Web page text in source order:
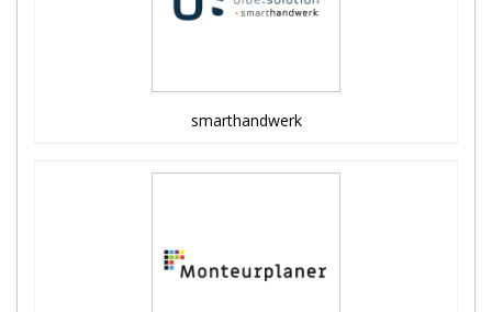
smarthandwerk